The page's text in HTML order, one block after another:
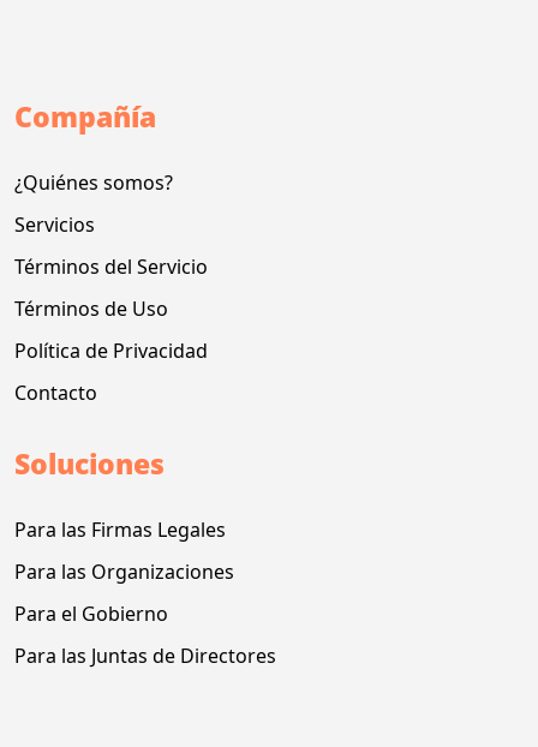
Compañía
¿Quiénes somos?
Servicios
Términos del Servicio
Términos de Uso
Política de Privacidad
Contacto
Soluciones
Para las Firmas Legales
Para las Organizaciones
Para el Gobierno
Para las Juntas de Directores